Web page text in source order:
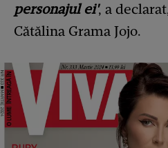
personajul ei', a
Cătălina Grama Jojo.